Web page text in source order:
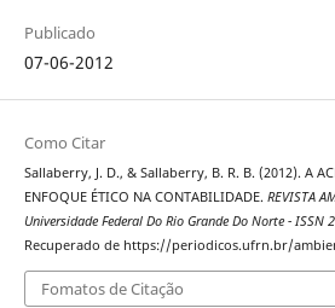
Publicado
07-06-2012
Como Citar
Sallaberry, J. D., & Sallaberry, B. R. B. (2012). A
ENFOQUE ÉTICO NA CONTABILIDADE. REVISTA
Universidade Federal Do Rio Grande Do Norte - ISSN
Recuperado de https://periodicos.ufrn.br/
Fomatos de Citação